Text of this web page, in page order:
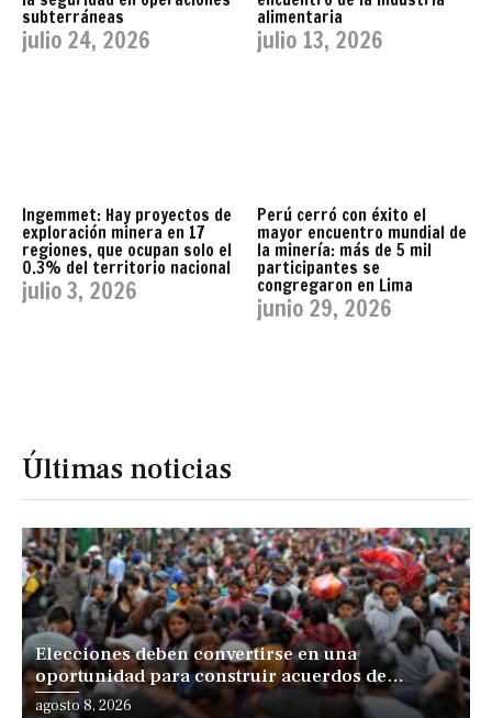
subterráneas
julio 24, 2026
alimentaria
julio 13, 2026
Ingemmet: Hay proyectos de
exploración minera en 17
regiones, que ocupan solo el
0.3% del territorio nacional
julio 3, 2026
Perú cerró con éxito el
mayor encuentro mundial de
la minería: más de 5 mil
participantes se
congregaron en Lima
junio 29, 2026
Últimas noticias
Elecciones deben convertirse en una
oportunidad para construir acuerdos de
desarrollo, sostiene especialista
agosto 8, 2026